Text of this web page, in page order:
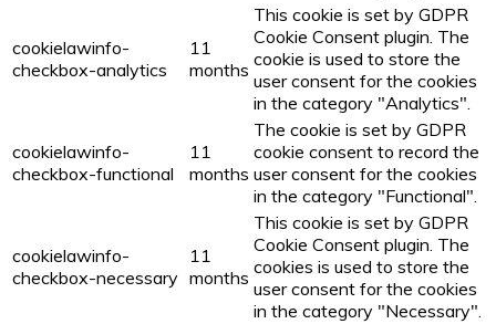
cookielawinfo-
checkbox-analytics
11
months
This cookie is set by GDPR
Cookie Consent plugin. The
cookie is used to store the
user consent for the cookies
in the category "Analytics".
cookielawinfo-
checkbox-functional
11
months
The cookie is set by GDPR
cookie consent to record the
user consent for the cookies
in the category "Functional".
cookielawinfo-
checkbox-necessary
11
months
This cookie is set by GDPR
Cookie Consent plugin. The
cookies is used to store the
user consent for the cookies
in the category "Necessary".